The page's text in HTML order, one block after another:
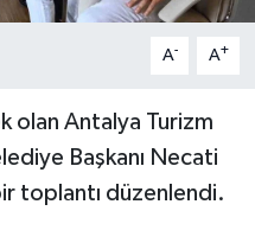
A- A+
olan Antalya Turizm
Başkanı Necati
toplantı düzenlendi.